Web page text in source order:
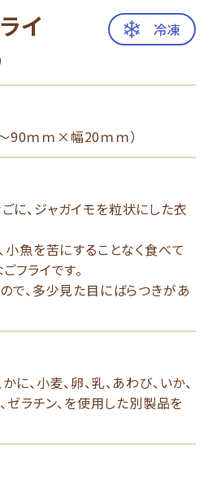
イ 冷凍
90ｍｍ×幅20ｍｍ）
に、ジャガイモを粒状にした衣
小魚を苦にすることなく食べて
フライです。
で、多少見た目にばらつきがあ
、小麦、卵、乳、あわび、いか、
ゼラチン、を使用した別製品を